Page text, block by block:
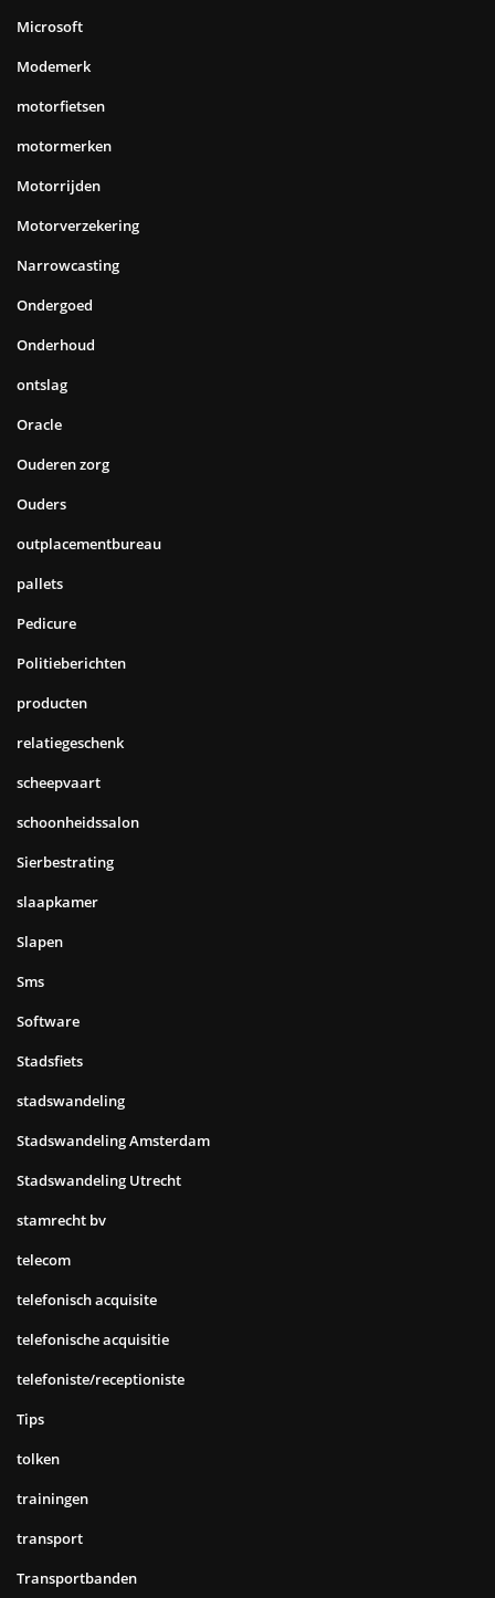
Microsoft
Modemerk
motorfietsen
motormerken
Motorrijden
Motorverzekering
Narrowcasting
Ondergoed
Onderhoud
ontslag
Oracle
Ouderen zorg
Ouders
outplacementbureau
pallets
Pedicure
Politieberichten
producten
relatiegeschenk
scheepvaart
schoonheidssalon
Sierbestrating
slaapkamer
Slapen
Sms
Software
Stadsfiets
stadswandeling
Stadswandeling Amsterdam
Stadswandeling Utrecht
stamrecht bv
telecom
telefonisch acquisite
telefonische acquisitie
telefoniste/receptioniste
Tips
tolken
trainingen
transport
Transportbanden